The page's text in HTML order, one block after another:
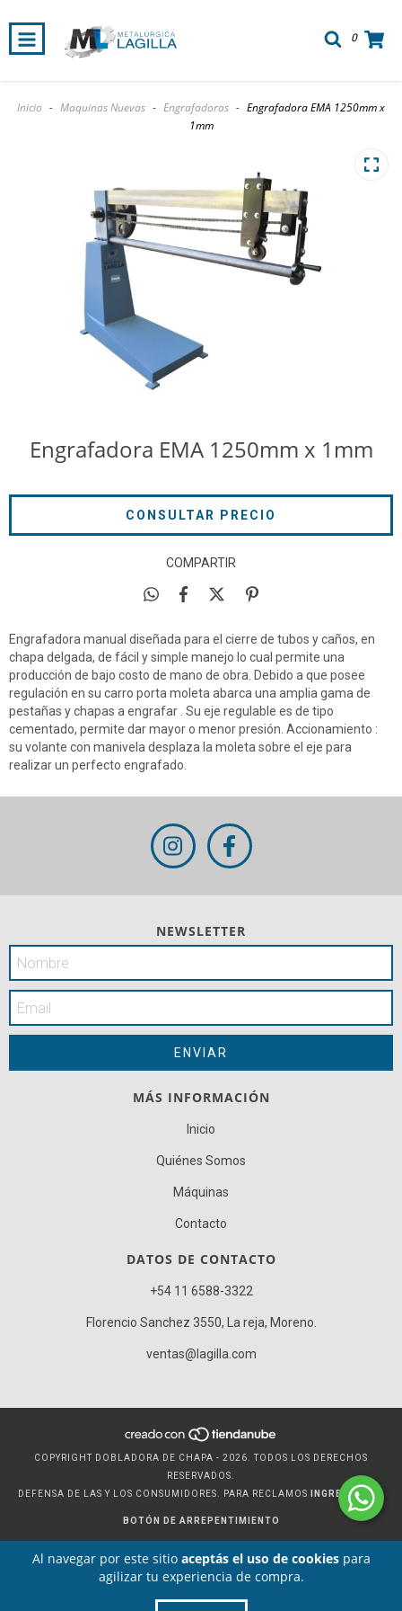
Al navegar por este sitio aceptás el uso de cookiespara
agilizar tu experiencia de compra.
0
Inicio - Maquinas Nuevas - Engrafadoras - Engrafadora EMA 1250mm x
1mm
Engrafadora EMA 1250mm x 1mm
COMPARTIR
Engrafadora manual diseñada para el cierre de tubos y caños, en
chapa delgada, de fácil y simple manejo lo cual permite una
producción de bajo costo de mano de obra. Debido a que posee
regulación en su carro porta moleta abarca una amplia gama de
pestañas y chapas a engrafar . Su eje regulable es de tipo
cementado, permite dar mayor o menor presión. Accionamiento :
su volante con manivela desplaza la moleta sobre el eje para
realizar un perfecto engrafado.
NEWSLETTER
MÁS INFORMACIÓN
Inicio
Quiénes Somos
Máquinas
Contacto
DATOS DE CONTACTO
+54 11 6588-3322
Florencio Sanchez 3550, La reja, Moreno.
ventas@lagilla.com
COPYRIGHT DOBLADORA DE CHAPA - 2026. TODOS LOS DERECHOS
RESERVADOS.
DEFENSA DE LAS Y LOS CONSUMIDORES. PARA RECLAMOS
INGRESÁ ACÁ.
BOTÓN DE ARREPENTIMIENTO